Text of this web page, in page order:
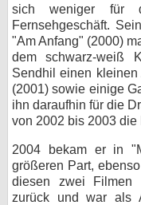
sich weniger für
Fernsehgeschäft.
"Am Anfang" (2000)
dem schwarz-weiß
Sendhil einen kleinen
(2001) sowie einige
ihn daraufhin für die
von 2002 bis 2003
2004 bekam er in
größeren Part,
diesen zwei Filmen
zurück und war als